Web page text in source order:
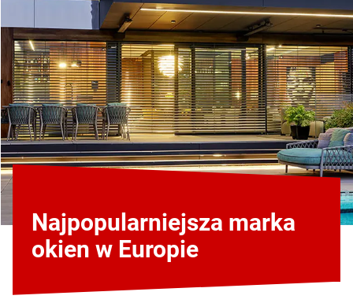
Najpopularniejsza marka
okien w Europie